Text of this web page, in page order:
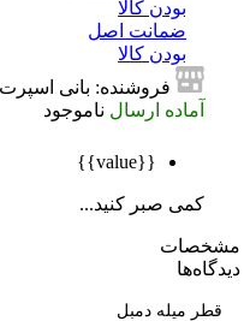
ضمانت اصل
بودن کالا
فروشنده: بانی اسپرت
آماده ارسال ناموجود
کمی صبر کنید...
میله دمبل